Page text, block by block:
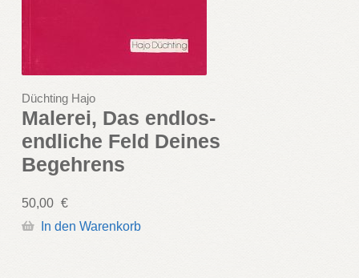
Düchting Hajo
Malerei, Das endlos-
endliche Feld Deines
Begehrens
50,00 €
In den Warenkorb